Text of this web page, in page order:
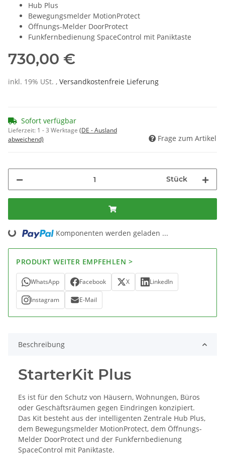
Hub Plus
Bewegungsmelder MotionProtect
Öffnungs-Melder DoorProtect
Funkfernbedienung SpaceControl mit Paniktaste
730,00 €
inkl. 19% USt. , Versandkostenfreie Lieferung
Sofort verfügbar
Lieferzeit: 1 - 3 Werktage (DE - Ausland
abweichend)
Frage zum Artikel
Stück
Komponenten werden geladen ...
PRODUKT WEITER EMPFEHLEN >
WhatsApp Facebook X LinkedIn
Instagram E-Mail
Beschreibung
StarterKit Plus
Es ist für den Schutz von Häusern, Wohnungen, Büros
oder Geschäftsräumen gegen Eindringen konzipiert.
Das Kit besteht aus der intelligenten Zentrale Hub Plus,
dem Bewegungsmelder MotionProtect, dem Öffnungs-
Melder DoorProtect und der Funkfernbedienung
SpaceControl mit Paniktaste.